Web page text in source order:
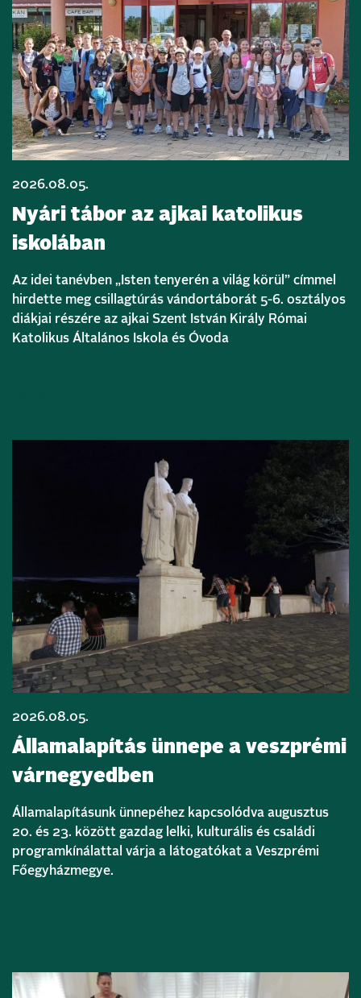
2026.08.05.
Nyári tábor az ajkai katolikus
iskolában
Az idei tanévben „Isten tenyerén a világ körül” címmel
hirdette meg csillagtúrás vándortáborát 5-6. osztályos
diákjai részére az ajkai Szent István Király Római
Katolikus Általános Iskola és Óvoda
2026.08.05.
Államalapítás ünnepe a veszprémi
várnegyedben
Államalapításunk ünnepéhez kapcsolódva augusztus
20. és 23. között gazdag lelki, kulturális és családi
programkínálattal várja a látogatókat a Veszprémi
Főegyházmegye.